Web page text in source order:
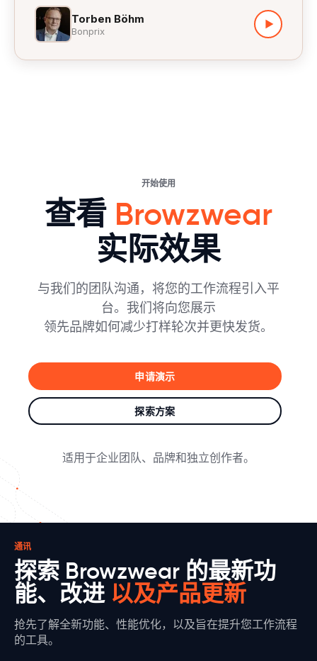
Torben Böhm
Bonprix
▶
开始使用
查看 Browzwear
实际效果
与我们的团队沟通，将您的工作流程引入平
台。我们将向您展示
领先品牌如何减少打样轮次并更快发货。
申请演示
探索方案
适用于企业团队、品牌和独立创作者。
通讯
探索 Browzwear 的最新功
能、改进 以及产品更新
抢先了解全新功能、性能优化，以及旨在提升您工作流程
的工具。